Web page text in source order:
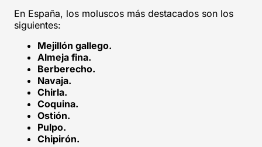
En España, los moluscos más destacados son los
siguientes:
Mejillón gallego.
Almeja fina.
Berberecho.
Navaja.
Chirla.
Coquina.
Ostión.
Pulpo.
Chipirón.